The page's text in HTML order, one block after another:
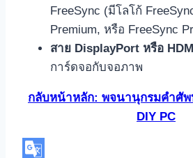
FreeSync (มีโลโก้
Premium, หรือ FreeSync
สาย DisplayPort หรือ
การ์ดจอกับจอภาพ
กลับหน้าหลัก: พจนานุกรมคำศั
DIY PC